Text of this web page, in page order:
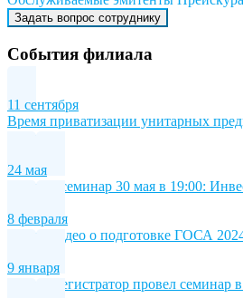
Задать вопрос сотруднику
События филиала
11 сентября
Время приватизации унитарных
концу
24 мая
Онлайн-семинар 30 мая в 19:00:
8 февраля
Новое видео о подготовке ГОСА
9 января
Новый регистратор провел семинар